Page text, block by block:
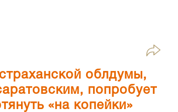
облдумы,
попробует
«на копейки»